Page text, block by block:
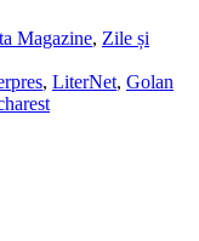
Magazine, Zile și
, LiterNet, Golan